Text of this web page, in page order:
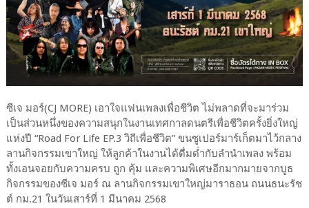
ซีเจ มอร์(CJ MORE) เอาใจแฟนเพลงเพื่อชีวิต ไม่พลาดที่จะมาร่วม
เป็นส่วนหนึ่งของความสนุกในงานเทศกาลดนตรีเพื่อชีวิตครั้งยิ่งใหญ่
แห่งปี “Road For Life EP.3 วิถีเพื่อชีวิต” ขนซูเปอร์มาร์เก็ตมาไว้กลาง
ลานกิจกรรมเขาใหญ่ ให้ลูกค้าในงานได้ดื่มด่ำกับลำนำเพลง พร้อม
ทั้งเอนจอยกับความครบ ถูก คุ้ม และความพิเศษอีกมากมายจากบูธ
กิจกรรมของซีเจ มอร์ ณ ลานกิจกรรมเขาใหญ่มาราธอน ถนนธนะรัช
ต์ กม.21 ในวันเสาร์ที่ 1 มีนาคม 2568